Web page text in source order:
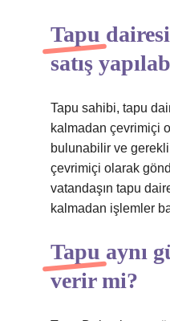
Tapu
satış
Tapu sahibi, tapu
kalmadan çevrimiçi
bulunabilir ve
çevrimiçi olarak
vatandaşın tapu
kalmadan işlemler
Tapu aynı
verir mi?